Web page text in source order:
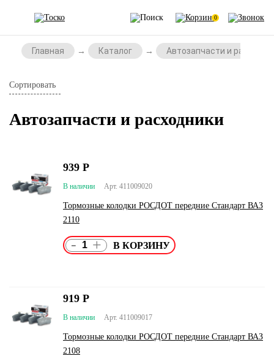
0
Главная Каталог Автозапчасти и
Сортировать
Автозапчасти и расходники
Арт. 411009020
В наличии
Тормозные колодки РОСДОТ передние Стандарт ВАЗ
2110
939 Р
- +
Арт. 411009017
В наличии
Тормозные колодки РОСДОТ передние Стандарт ВАЗ
2108
919 Р